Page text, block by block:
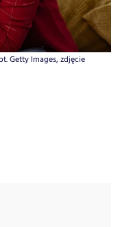
Getty Images, zdjęcie